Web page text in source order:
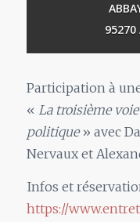
95270
Participation à
« La troisième
politique» avec
Nervaux et
Infos et
https://